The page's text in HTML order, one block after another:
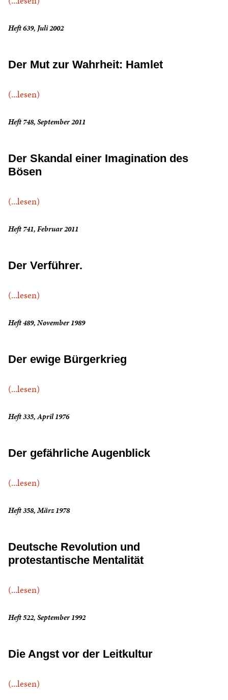
Heft 639, Juli 2002
Der Mut zur Wahrheit: Hamlet
(...lesen)
Heft 748, September 2011
Der Skandal einer Imagination des
Bösen
(...lesen)
Heft 741, Februar 2011
Der Verführer.
(...lesen)
Heft 489, November 1989
Der ewige Bürgerkrieg
(...lesen)
Heft 335, April 1976
Der gefährliche Augenblick
(...lesen)
Heft 358, März 1978
Deutsche Revolution und
protestantische Mentalität
(...lesen)
Heft 522, September 1992
Die Angst vor der Leitkultur
(...lesen)